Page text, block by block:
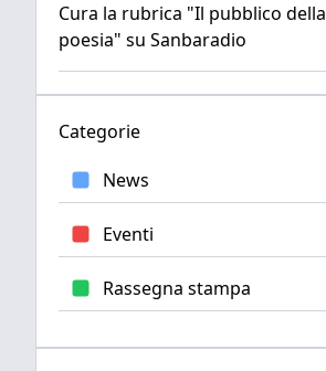
Cura la rubrica "Il pubblico della
poesia" su Sanbaradio
Categorie
News
Eventi
Rassegna stampa